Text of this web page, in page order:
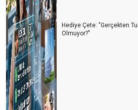
Hediye Çete: "Gerçekten
Olmuyor?"